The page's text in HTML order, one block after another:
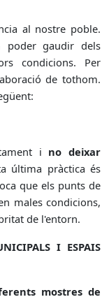
al nostre poble.
poder gaudir dels
condicions. Per
de tothom.
i no deixar
última pràctica és
que els punts de
males condicions,
de l'entorn.
I ESPAIS
mostres de